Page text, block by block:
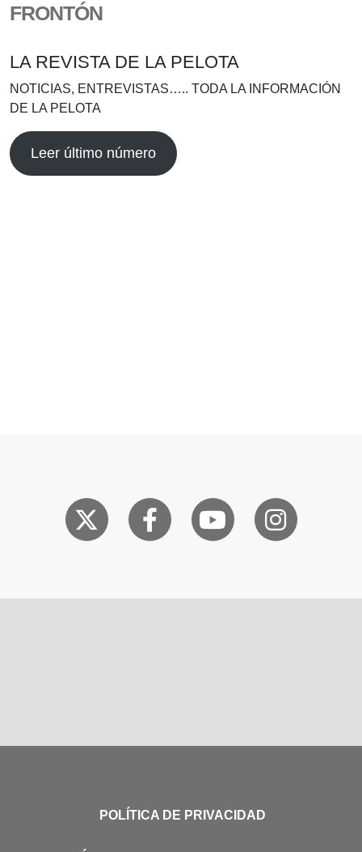
FRONTÓN
LA REVISTA DE LA PELOTA
NOTICIAS, ENTREVISTAS….. TODA LA INFORMACIÓN
DE LA PELOTA
Leer último número
POLÍTICA DE PRIVACIDAD